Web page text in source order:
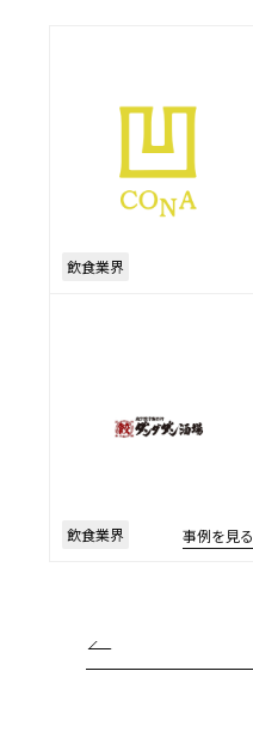
飲食業界
飲食業界 事例を見る